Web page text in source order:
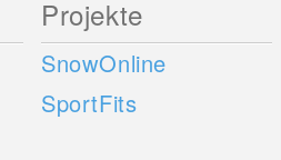
Projekte
SnowOnline
SportFits